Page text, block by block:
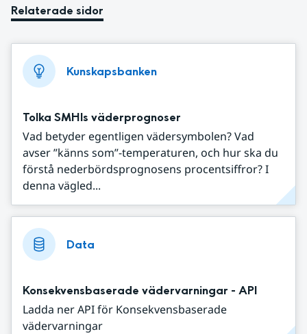
Relaterade sidor
Kunskapsbanken
Tolka SMHIs väderprognoser
Vad betyder egentligen vädersymbolen? Vad
avser ”känns som”-temperaturen, och hur ska du
förstå nederbördsprognosens procentsiffror? I
denna vägled...
Data
Konsekvensbaserade vädervarningar - API
Ladda ner API för Konsekvensbaserade
vädervarningar